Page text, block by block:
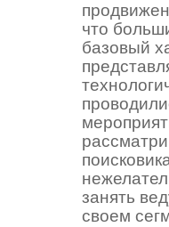
что
базовый
занять
своем